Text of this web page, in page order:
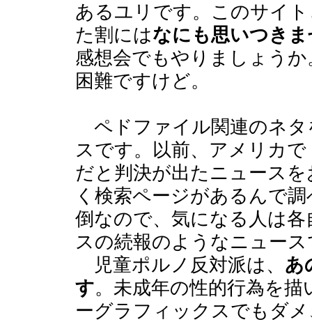
あるユリです。このサイ
た割にはなにも思いつき
感想会でもやりましょうか
困難ですけど。
ペドファイル関連のネタ
スです。以前、アメリカ
だと判決が出たニュース
く検索ページがあるんで
倒なので、気になる人は
スの続報のようなニュース
児童ポルノ反対派は、 あ
す。未成年の性的行為を
ーグラフィックスでもダ